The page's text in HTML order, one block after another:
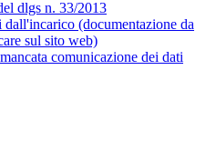
dlgs n. 33/2013
dall'incarico (documentazione da
sul sito web)
comunicazione dei dati